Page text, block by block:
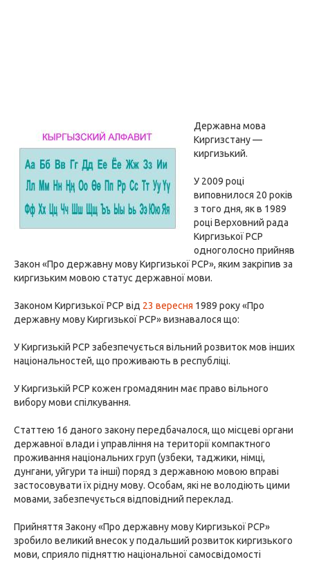
Державна мова
Киргизстану —
киргизький.
У 2009 році
виповнилося 20 років
з того дня, як в 1989
році Верховний рада
Киргизької РСР
одноголосно прийняв
Закон «Про державну мову Киргизької РСР», яким закріпив за
киргизьким мовою статус державної мови.
Законом Киргизької РСР від 23 вересня 1989 року «Про
державну мову Киргизької РСР» визнавалося що:
У Киргизькій РСР забезпечується вільний розвиток мов інших
національностей, що проживають в республіці.
У Киргизькій РСР кожен громадянин має право вільного
вибору мови спілкування.
Статтею 16 даного закону передбачалося, що місцеві органи
державної влади і управління на території компактного
проживання національних груп (узбеки, таджики, німці,
дунгани, уйгури та інші) поряд з державною мовою вправі
застосовувати їх рідну мову. Особам, які не володіють цими
мовами, забезпечується відповідний переклад.
Прийняття Закону «Про державну мову Киргизької РСР»
зробило великий внесок у подальший розвиток киргизького
мови, сприяло підняттю національної самосвідомості